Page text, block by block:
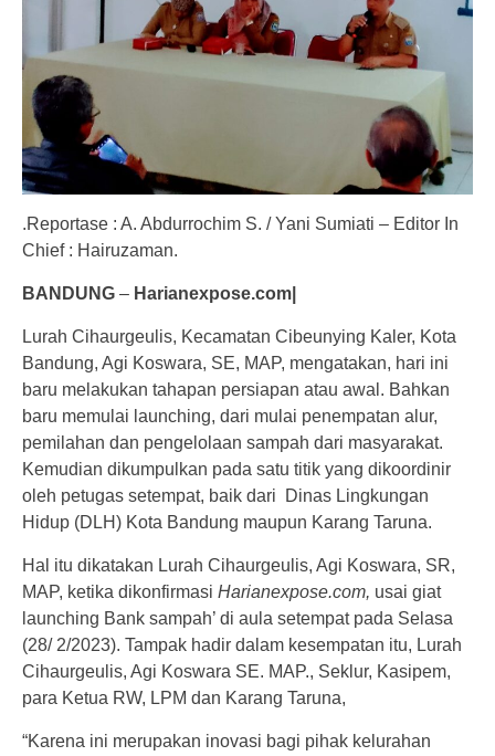
.Reportase : A. Abdurrochim S. / Yani Sumiati – Editor In
Chief : Hairuzaman.
BANDUNG – Harianexpose.com|
Lurah Cihaurgeulis, Kecamatan Cibeunying Kaler, Kota
Bandung, Agi Koswara, SE, MAP, mengatakan, hari ini
baru melakukan tahapan persiapan atau awal. Bahkan
baru memulai launching, dari mulai penempatan alur,
pemilahan dan pengelolaan sampah dari masyarakat.
Kemudian dikumpulkan pada satu titik yang dikoordinir
oleh petugas setempat, baik dari Dinas Lingkungan
Hidup (DLH) Kota Bandung maupun Karang Taruna.
Hal itu dikatakan Lurah Cihaurgeulis, Agi Koswara, SR,
MAP, ketika dikonfirmasi Harianexpose.com, usai giat
launching Bank sampah’ di aula setempat pada Selasa
(28/ 2/2023). Tampak hadir dalam kesempatan itu, Lurah
Cihaurgeulis, Agi Koswara SE. MAP., Seklur, Kasipem,
para Ketua RW, LPM dan Karang Taruna,
“Karena ini merupakan inovasi bagi pihak kelurahan